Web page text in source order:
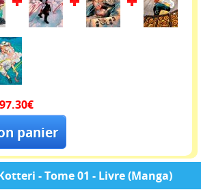
97.30€
- Tome 01 - Livre (Manga)